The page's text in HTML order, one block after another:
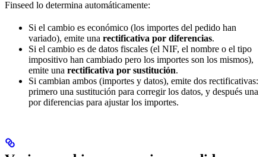
Finseed lo determina automáticamente:
Si el cambio es económico (los importes del pedido han
variado), emite una rectificativa por diferencias.
Si el cambio es de datos fiscales (el NIF, el nombre o el tipo
impositivo han cambiado pero los importes son los mismos),
emite una rectificativa por sustitución.
Si cambian ambos (importes y datos), emite dos rectificativas:
primero una sustitución para corregir los datos, y después una
por diferencias para ajustar los importes.